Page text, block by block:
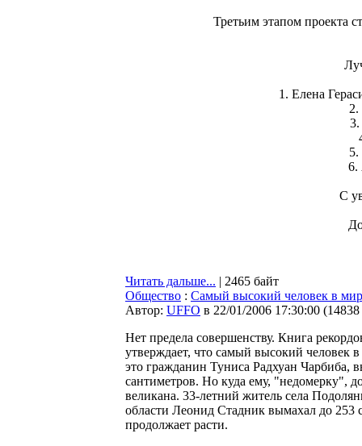
Третьим этапом проекта
1. Елена
2.
3.
5.
6.
С
Читать дальше... | 2465 байт
Общество : Самый высокий человек в
Автор: UFFO в 22/01/2006 17:30:00 (
Нет предела совершенству. Книга
утверждает, что самый высокий человек
это гражданин Туниса Радхуан Чарбиба,
сантиметров. Но куда ему, "недомерку",
великана. 33-летний житель села
области Леонид Стадник вымахал до 253
продолжает расти.